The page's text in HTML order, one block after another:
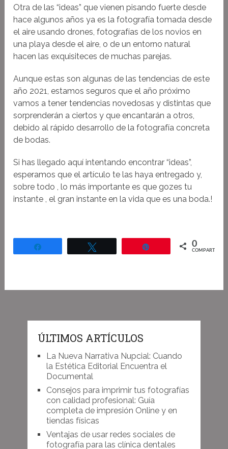
Otra de las “ideas” que vienen pisando fuerte desde
hace algunos años ya es la fotografía tomada desde
el aire usando drones, fotografías de los novios en
una playa desde el aire, o de un entorno natural
hacen las exquisiteces de muchas parejas.
Aunque estas son algunas de las tendencias de este
año 2021, estamos seguros que el año próximo
vamos a tener tendencias novedosas y distintas que
sorprenderán a ciertos y que encantarán a otros,
debido al rápido desarrollo de la fotografía concreta
de bodas.
Si has llegado aquí intentando encontrar “ideas”,
esperamos que el artículo te las haya entregado y,
sobre todo , lo más importante es que gozes tu
instante , el gran instante en la vida que es una boda.!
0
COMPARTIR
ÚLTIMOS ARTÍCULOS
La Nueva Narrativa Nupcial: Cuando
la Estética Editorial Encuentra el
Documental
Consejos para imprimir tus fotografías
con calidad profesional: Guía
completa de impresión Online y en
tiendas físicas
Ventajas de usar redes sociales de
fotografía para las clínica dentales